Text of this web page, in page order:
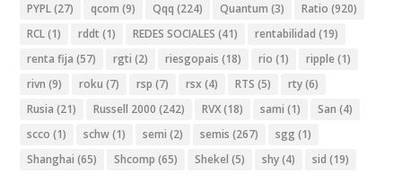
PYPL(27) qcom (9) Qqq (224) Quantum (3) Ratio (920)
RCL(1) rddt (1) REDES SOCIALES (41) rentabilidad (19)
renta fija (57) rgti (2) riesgopais (18) rio (1) ripple (1)
rivn (9) roku (7) rsp (7) rsx (4) RTS (5) rty(6)
Rusia (21) Russell 2000 (242) RVX(18) sami (1) San (4)
scco (1) schw(1) semi (2) semis (267) sgg (1)
Shanghai (65) Shcomp (65) Shekel (5) shy(4) sid (19)